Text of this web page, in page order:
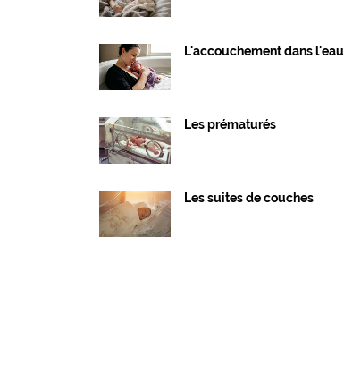
L'accouchement dans l'eau
Les prématurés
Les suites de couches